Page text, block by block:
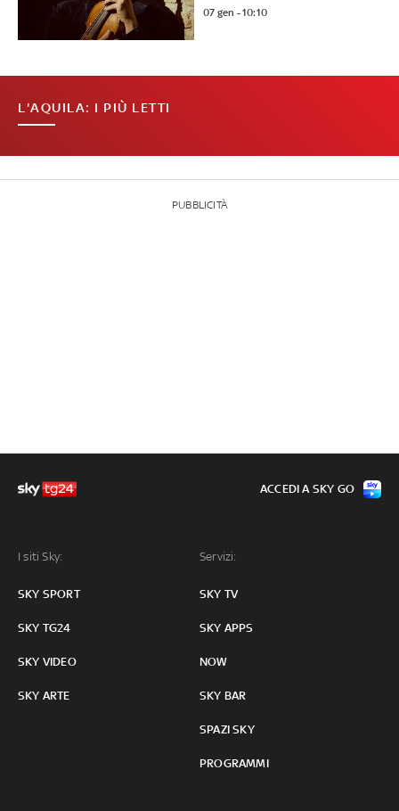
07 gen - 10:10
L'AQUILA: I PIÙ LETTI
PUBBLICITÀ
I siti Sky:
SKY SPORT
SKY TG24
SKY VIDEO
SKY ARTE
Servizi:
SKY TV
SKY APPS
NOW
SKY BAR
SPAZI SKY
PROGRAMMI
ACCEDI A SKY GO